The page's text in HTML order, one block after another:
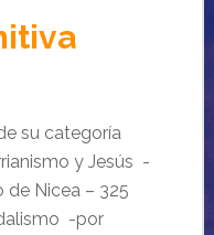
su categoría
y Jesús -
de Nicea – 325
-por